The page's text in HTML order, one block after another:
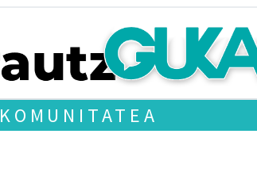
KOMUNITATEA